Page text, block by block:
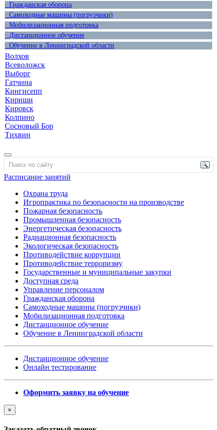
· Гражданская оборона
· Самоходные машины (погрузчики)
· Мобилизационная подготовка
· Дистанционное обучение
· Обучение в Ленинградской области
Волхов
Всеволожск
Выборг
Гатчина
Кингисепп
Кириши
Кировск
Колпино
Сосновый Бор
Тихвин
Расписание занятий
Охрана труда
Игропрактика по безопасности на производстве
Пожарная безопасность
Промышленная безопасность
Энергетическая безопасность
Радиационная безопасность
Экологическая безопасность
Противодействие коррупции
Противодействие терроризму
Государственные и муниципальные закупки
Доступная среда
Управление персоналом
Гражданская оборона
Самоходные машины (погрузчики)
Мобилизационная подготовка
Дистанционное обучение
Обучение в Ленинградской области
Дистанционное обучение
Онлайн тестирование
Оформить заявку на обучение
×